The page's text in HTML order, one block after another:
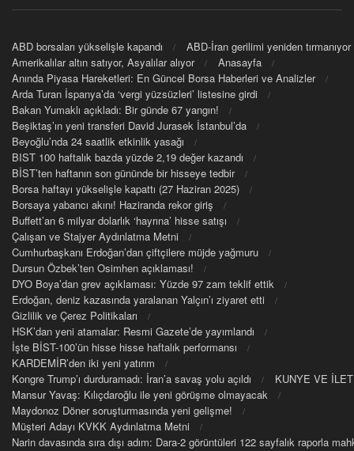
ABD borsaları yükselişle kapandı
ABD-İran gerilimi yeniden tırmanıyor
Amerikalılar altın satıyor, Asyalılar alıyor
Anasayfa
Anında Piyasa Hareketleri: En Güncel Borsa Haberleri ve Analizler
Arda Turan İspanya’da ‘vergi yüzsüzleri’ listesine girdi
Bakan Yumaklı açıkladı: Bir günde 67 yangın!
Beşiktaş’ın yeni transferi David Jurasek İstanbul’da
Beyoğlu’nda 24 saatlik etkinlik yasağı
BIST 100 haftalık bazda yüzde 2,19 değer kazandı
BİST’ten haftanın son gününde bir hisseye tedbir
Borsa haftayı yükselişle kapattı (27 Haziran 2025)
Borsaya yabancı akını! Haziranda rekor giriş
Buffett’an 6 milyar dolarlık ‘hayrına’ hisse satışı
Çalışan ve Stajyer Aydınlatma Metni
Cumhurbaşkanı Erdoğan’dan çiftçilere müjde yağmuru
Dursun Özbek’ten Osimhen açıklaması!
DYO Boya’dan grev açıklaması: Yüzde 97 zam teklif ettik
Erdoğan, deniz kazasında yaralanan Yalçın’ı ziyaret etti
Gizlilik ve Çerez Politikaları
HSK’dan yeni atamalar: Resmi Gazete’de yayımlandı
İşte BİST-100’ün hisse hisse haftalık performansı
KARDEMİR’den iki yeni yatırım
Kongre Trump’ı durduramadı: İran’a savaş yolu açıldı
KUNYE VE
Mansur Yavaş: Kılıçdaroğlu ile yeni görüşme olmayacak
Maydonoz Döner soruşturmasında yeni gelişme!
Müşteri Adayı KVKK Aydınlatma Metni
Narin davasında sıra dışı adım: Dara-2 görüntüleri 122 sayfalık raporla